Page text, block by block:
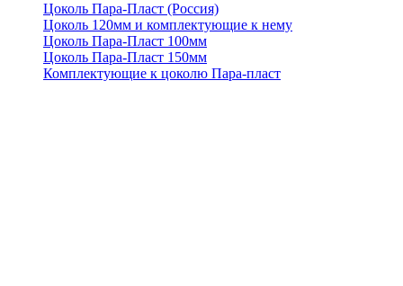
Цоколь Пара-Пласт (Россия)
Цоколь 120мм и комплектующие к нему
Цоколь Пара-Пласт 100мм
Цоколь Пара-Пласт 150мм
Комплектующие к цоколю Пара-пласт